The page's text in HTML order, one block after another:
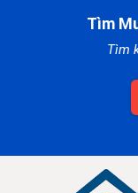
Tìm
Tìm